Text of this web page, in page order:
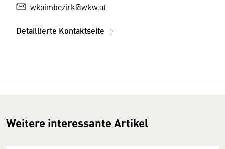
wkoimbezirk@wkw.at
Detaillierte Kontaktseite
Weitere interessante Artikel